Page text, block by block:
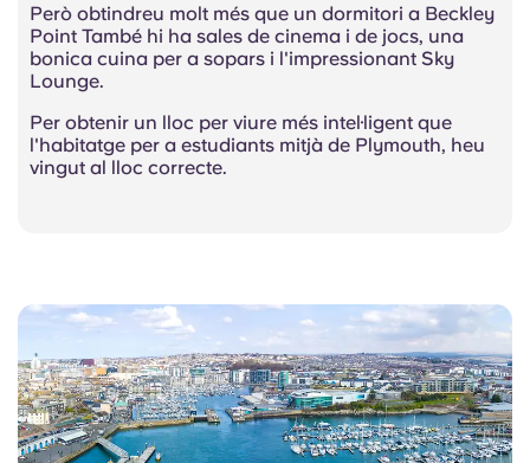
Però obtindreu molt més que un dormitori a Beckley
Point També hi ha sales de cinema i de jocs, una
bonica cuina per a sopars i l'impressionant Sky
Lounge.
Per obtenir un lloc per viure més intel·ligent que
l'habitatge per a estudiants mitjà de Plymouth, heu
vingut al lloc correcte.